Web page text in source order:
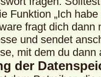
Funktion „Ich
fragt dich dann
und sendet
mit dem du
der